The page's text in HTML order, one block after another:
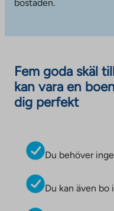
bostaden.
Fem goda skäl
kan vara en
dig perfekt
Du behöver
Du kan även bo